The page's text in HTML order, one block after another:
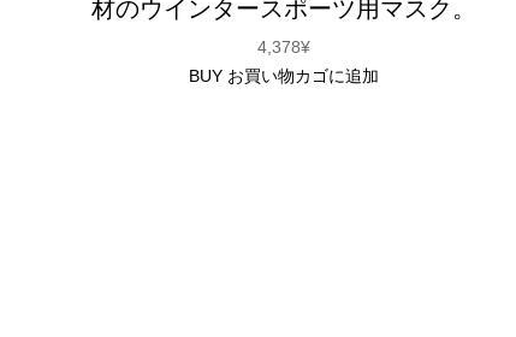
材のウインタースポーツ用マスク。
4,378¥
BUY お買い物カゴに追加